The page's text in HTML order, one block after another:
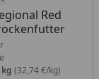
Red
kg (32,74 €/kg)